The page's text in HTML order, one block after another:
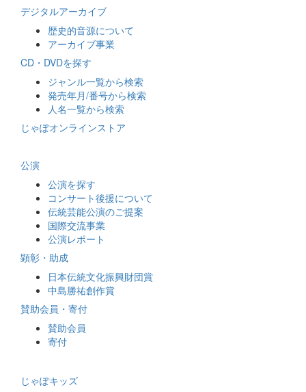
デジタルアーカイブ
歴史的音源について
アーカイブ事業
CD・DVDを探す
ジャンル一覧から検索
発売年月/番号から検索
人名一覧から検索
じゃぽオンラインストア
公演
公演を探す
コンサート後援について
伝統芸能公演のご提案
国際交流事業
公演レポート
顕彰・助成
日本伝統文化振興財団賞
中島勝祐創作賞
賛助会員・寄付
賛助会員
寄付
じゃぽキッズ